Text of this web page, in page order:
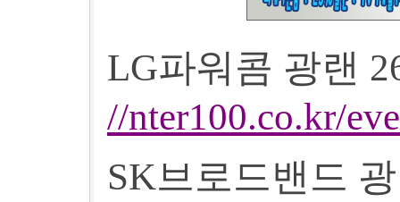
LG파워콤 광랜
//nter100.co.kr/
SK브로드밴드